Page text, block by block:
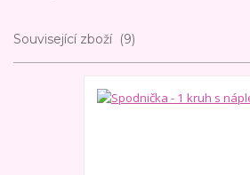
Související zboží 9